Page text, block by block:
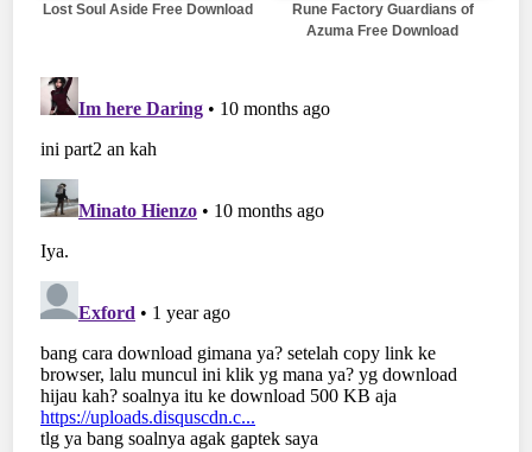
Lost Soul Aside Free Download
Rune Factory Guardians of
Azuma Free Download